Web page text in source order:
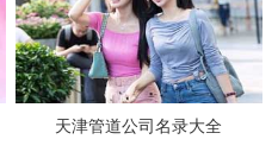
天津管道公司名录大全